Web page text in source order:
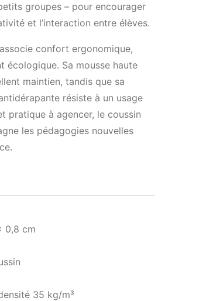
groupes – pour encourager
et l’interaction entre élèves.
confort ergonomique,
écologique. Sa mousse haute
maintien, tandis que sa
résiste à un usage
pratique à agencer, le coussin
les pédagogies nouvelles
0,8 cm
35 kg/m³